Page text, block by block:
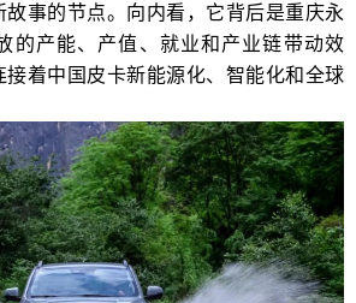
事的节点。向内看，它背后是重庆永
的产能、产值、就业和产业链带动效
着中国皮卡新能源化、智能化和全球